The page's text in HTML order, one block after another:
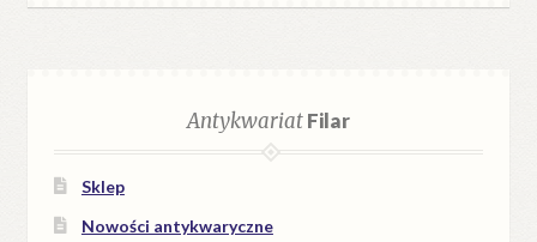
AntykwariatFilar
Sklep
Nowości antykwaryczne